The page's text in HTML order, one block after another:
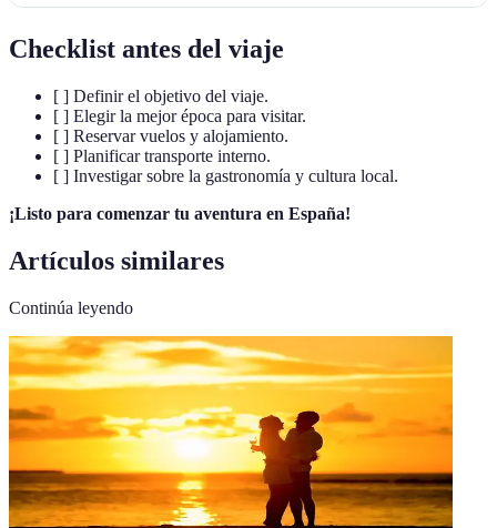
Checklist antes del viaje
[ ] Definir el objetivo del viaje.
[ ] Elegir la mejor época para visitar.
[ ] Reservar vuelos y alojamiento.
[ ] Planificar transporte interno.
[ ] Investigar sobre la gastronomía y cultura local.
¡Listo para comenzar tu aventura en España!
Artículos similares
Continúa leyendo